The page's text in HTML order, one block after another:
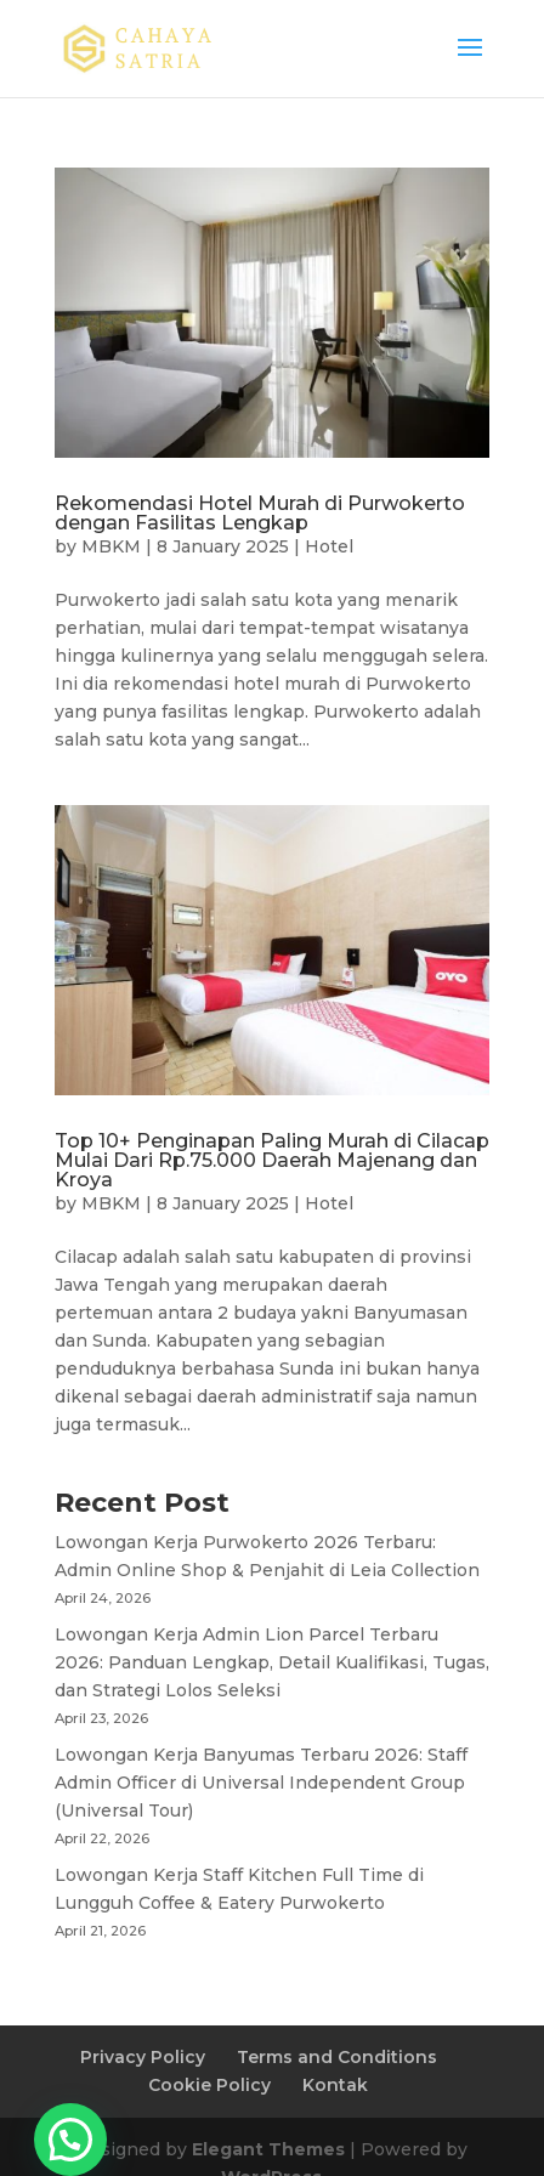
Rekomendasi Hotel Murah di Purwokerto
dengan Fasilitas Lengkap
by MBKM | 8 January 2025 | Hotel
Purwokerto jadi salah satu kota yang menarik
perhatian, mulai dari tempat-tempat wisatanya
hingga kulinernya yang selalu menggugah selera.
Ini dia rekomendasi hotel murah di Purwokerto
yang punya fasilitas lengkap. Purwokerto adalah
salah satu kota yang sangat...
Top 10+ Penginapan Paling Murah di Cilacap
Mulai Dari Rp.75.000 Daerah Majenang dan
Kroya
by MBKM | 8 January 2025 | Hotel
Cilacap adalah salah satu kabupaten di provinsi
Jawa Tengah yang merupakan daerah
pertemuan antara 2 budaya yakni Banyumasan
dan Sunda. Kabupaten yang sebagian
penduduknya berbahasa Sunda ini bukan hanya
dikenal sebagai daerah administratif saja namun
juga termasuk...
Recent Post
Lowongan Kerja Purwokerto 2026 Terbaru:
Admin Online Shop & Penjahit di Leia Collection
April 24, 2026
Lowongan Kerja Admin Lion Parcel Terbaru
2026: Panduan Lengkap, Detail Kualifikasi, Tugas,
dan Strategi Lolos Seleksi
April 23, 2026
Lowongan Kerja Banyumas Terbaru 2026: Staff
Admin Officer di Universal Independent Group
(Universal Tour)
April 22, 2026
Lowongan Kerja Staff Kitchen Full Time di
Lungguh Coffee & Eatery Purwokerto
April 21, 2026
Privacy Policy
Terms and Conditions
Cookie Policy
Kontak
Designed by Elegant Themes | Powered by